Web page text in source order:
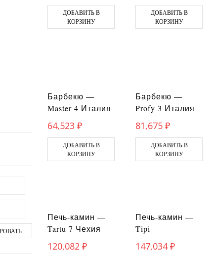
ДОБАВИТЬ В
КОРЗИНУ
ДОБАВИТЬ В
КОРЗИНУ
Барбекю —
Master 4 Италия
64,523 ₽
ДОБАВИТЬ В
КОРЗИНУ
Барбекю —
Profy 3 Италия
81,675 ₽
ДОБАВИТЬ В
КОРЗИНУ
Печь-камин —
Tartu 7 Чехия
120,082 ₽
Печь-камин —
Tipi
147,034₽